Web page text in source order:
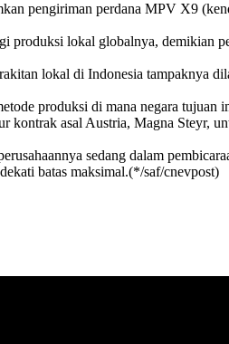
pengiriman perdana MPV X9
produksi lokal globalnya, demikian
lokal di Indonesia tampaknya
produksi di mana negara
kontrak asal Austria, Magna Steyr,
sedang dalam
batas maksimal.(*/saf/cnevpost)